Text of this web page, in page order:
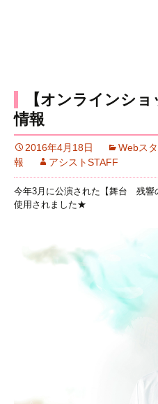
【オンラインシ
情報
2016年4月18日 Webス
報
アシストSTAFF
今年3月に公演された【舞台 残響
使用されました★